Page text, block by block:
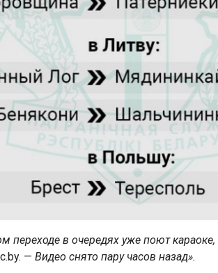
переходе в очередях уже поют караоке,
— Видео снято пару часов назад».